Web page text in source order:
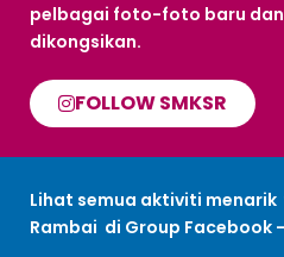
pelbagai foto-foto baru dan
dikongsikan.
FOLLOW SMKSR
Lihat semua aktiviti menarik
Rambai di Group Facebook